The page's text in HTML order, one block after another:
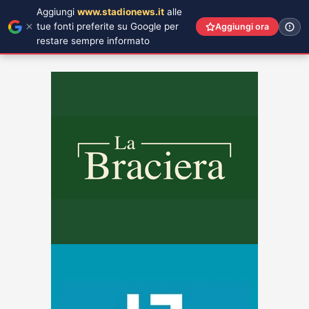
Aggiungi www.stadionews.it alle
tue fonti preferite su Google per
restare sempre informato
Aggiungi ora